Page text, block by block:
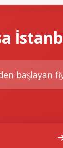
başlayan